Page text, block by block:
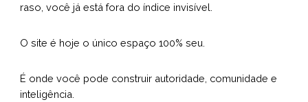
raso, você já está fora do índice invisível.
O site é hoje o único espaço 100% seu.
É onde você pode construir autoridade, comunidade e
inteligência.